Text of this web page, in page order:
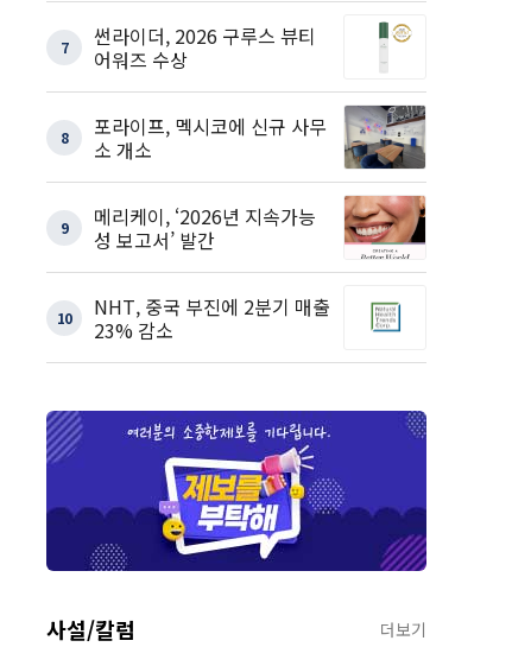
7
썬라이더, 2026 구루스 뷰티
어워즈 수상
8
포라이프, 멕시코에 신규 사무
소 개소
9
메리케이, ‘2026년 지속가능
성 보고서’ 발간
10
NHT, 중국 부진에 2분기 매출
23% 감소
사설/칼럼 더보기